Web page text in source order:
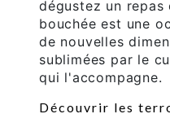
dégustez un repas
bouchée est une
de nouvelles
sublimées par le
qui l'accompagne.
Découvrir les